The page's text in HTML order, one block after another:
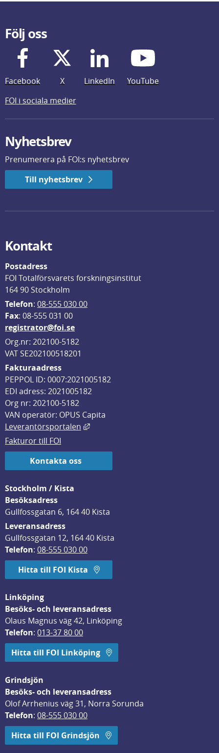
Följ oss
Facebook X LinkedIn
YouTube
FOI i sociala medier
Nyhetsbrev
Prenumerera på FOI:s nyhetsbrev
Till nyhetsbrev
Kontakt
Postadress
FOI Totalförsvarets forskningsinstitut
164 90 Stockholm
Telefon: 08-555 030 00
Fax: 08-555 031 00
registrator@foi.se
Org.nr: 202100-5182
VAT SE202100518201
Fakturaadress
PEPPOL ID: 0007:2021005182
EDI adress: 2021005182
Org nr: 202100-5182
VAN operatör: OPUS Capita
Leverantörsportalen
Länk till annan webbplats, öppnas
Fakturor till FOI
Kontakta oss
Stockholm / Kista
Besöksadress
Gullfossgatan 6, 164 40 Kista
Leveransadress
Gullfossgatan 12, 164 40 Kista
Telefon: 08-555 030 00
Hitta till FOI Kista
Linköping
Besöks- och leveransadress
Olaus Magnus väg 42, Linköping
Telefon: 013-37 80 00
Hitta till FOI Linköping
Grindsjön
Besöks- och leveransadress
Olof Arrhenius väg 31, Norra Sorunda
Telefon: 08-555 030 00
Hitta till FOI Grindsjön